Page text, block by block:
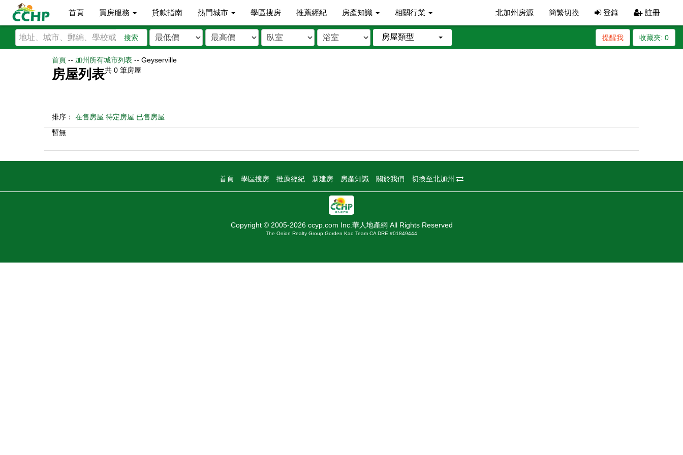
首頁 買房服務 貸款指南 熱門城市 學區搜房 推薦經紀 房產知識 相關行業 北加州房源 簡繁切換 登錄 註冊
搜索 房屋類型 收藏夾: 0
提醒我
首頁 -- 加州所有城市列表 -- Geyserville
房屋列表共 0 筆房屋
排序： 在售房屋 待定房屋 已售房屋
暫無
首頁 學區搜房 推薦經紀 新建房 房產知識 關於我們 切換至北加州
Copyright © 2005-2026 ccyp.com Inc.華人地產網 All Rights Reserved
The Onion Realty Group Gorden Kao Team CA DRE #01849444